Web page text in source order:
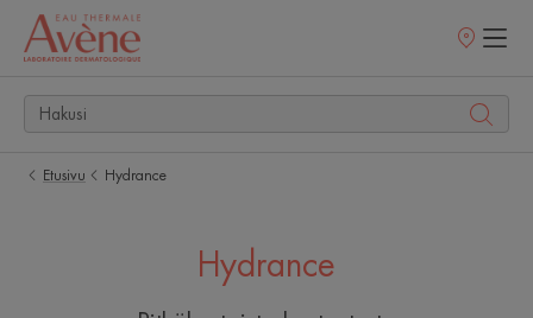
Myyntipisteet
Etusivu Hydrance
Hydrance